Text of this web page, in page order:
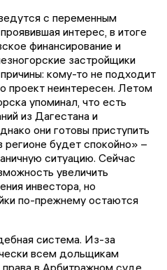
с переменным
интерес, в итоге
финансирование и
застройщики
кому-то не подходит
проект неинтересен. Летом
упоминал, что есть
из Дагестана и
они готовы приступить
будет спокойно» –
ситуацию. Сейчас
увеличить
инвестора, но
по-прежнему остаются
система. Из-за
всем дольщикам
права в Арбитражном суде